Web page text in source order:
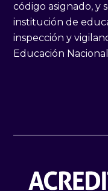
código asignado, y
institución de
inspección y
Educación